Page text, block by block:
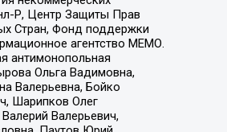
Р, Центр Защиты Прав
Стран, Фонд поддержки
агентство МЕМО.
антимонопольная
Ольга Вадимовна,
Валерьевна, Бойко
Шарипков Олег
Валерьевич,